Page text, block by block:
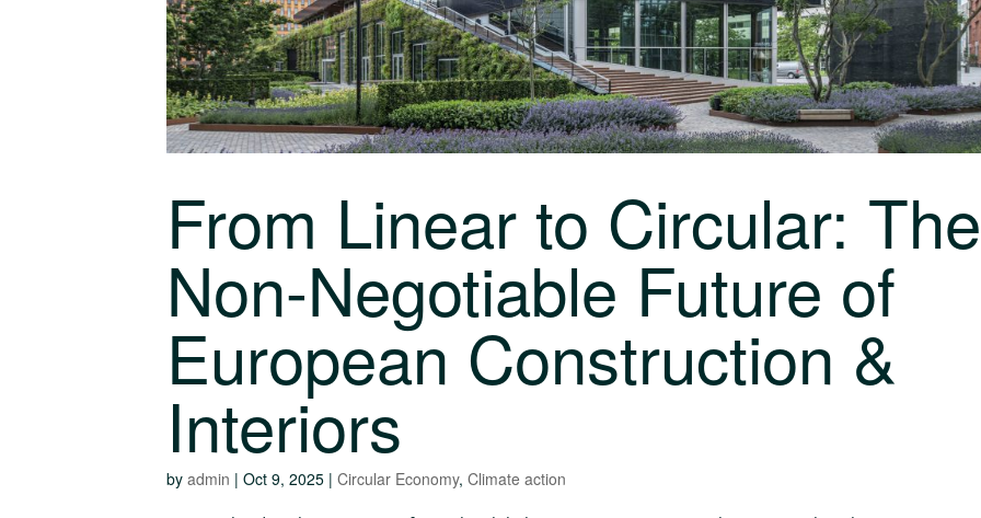
From Linear to Circular: The
Non-Negotiable Future of
European Construction &
Interiors
by admin | Oct 9, 2025 | Circular Economy, Climate action